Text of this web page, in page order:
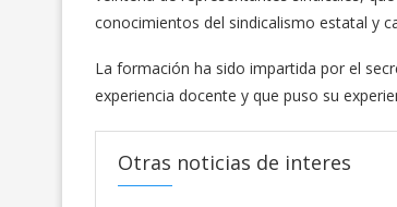
conocimientos del sindicalismo estatal y
La formación ha sido impartida por el
experiencia docente y que puso su
Otras noticias de interes